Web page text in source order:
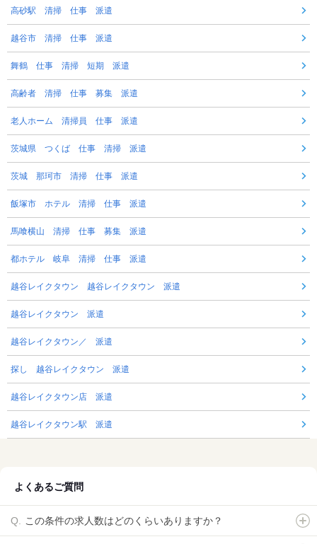
高砂駅 清掃 仕事 派遣
越谷市 清掃 仕事 派遣
舞鶴 仕事 清掃 短期 派遣
高齢者 清掃 仕事 募集 派遣
老人ホーム 清掃員 仕事 派遣
茨城県 つくば 仕事 清掃 派遣
茨城 那珂市 清掃 仕事 派遣
飯塚市 ホテル 清掃 仕事 派遣
馬喰横山 清掃 仕事 募集 派遣
都ホテル 岐阜 清掃 仕事 派遣
越谷レイクタウン 越谷レイクタウン 派遣
越谷レイクタウン 派遣
越谷レイクタウン／ 派遣
探し 越谷レイクタウン 派遣
越谷レイクタウン店 派遣
越谷レイクタウン駅 派遣
よくあるご質問
この条件の求人数はどのくらいありますか？